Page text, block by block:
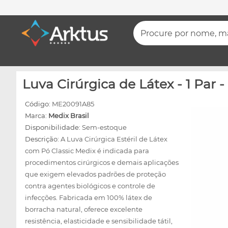
Procure por nome,
Luva Cirúrgica de Látex - 1 Par
Código: ME20091A85
Marca: Medix Brasil
Disponibilidade: Sem-estoque
Descrição: A Luva Cirúrgica Estéril de Látex
com Pó Classic Medix é indicada para
procedimentos cirúrgicos e demais aplicações
que exigem elevados padrões de proteção
contra agentes biológicos e controle de
infecções. Fabricada em 100% látex de
borracha natural, oferece excelente
resistência, elasticidade e sensibilidade tátil,